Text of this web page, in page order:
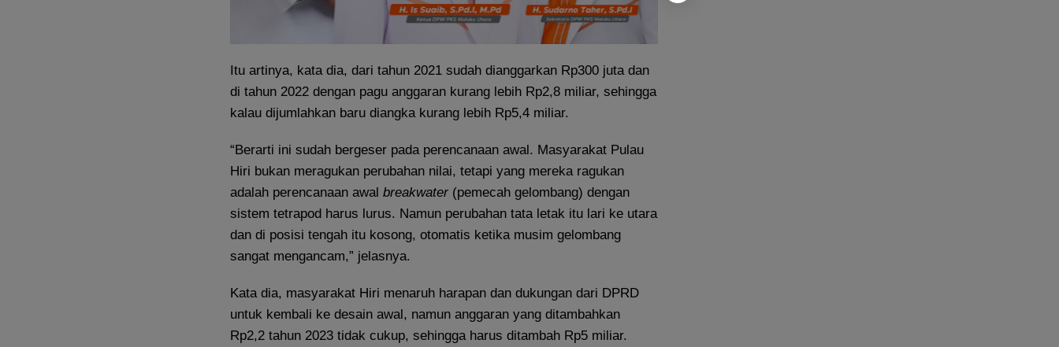
Itu artinya, kata dia, dari tahun 2021 sudah dianggarkan Rp300 juta dan
di tahun 2022 dengan pagu anggaran kurang lebih Rp2,8 miliar, sehingga
kalau dijumlahkan baru diangka kurang lebih Rp5,4 miliar.
“Berarti ini sudah bergeser pada perencanaan awal. Masyarakat Pulau
Hiri bukan meragukan perubahan nilai, tetapi yang mereka ragukan
adalah perencanaan awal breakwater (pemecah gelombang) dengan
sistem tetrapod harus lurus. Namun perubahan tata letak itu lari ke utara
dan di posisi tengah itu kosong, otomatis ketika musim gelombang
sangat mengancam,” jelasnya.
Kata dia, masyarakat Hiri menaruh harapan dan dukungan dari DPRD
untuk kembali ke desain awal, namun anggaran yang ditambahkan
Rp2,2 tahun 2023 tidak cukup, sehingga harus ditambah Rp5 miliar.